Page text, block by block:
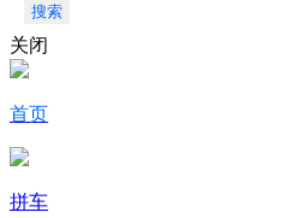
搜索
关闭
首页
拼车